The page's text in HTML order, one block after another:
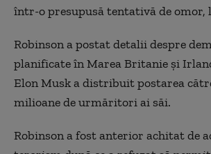
într-o presupusă tentativă de omor,
Robinson a postat detalii despre
planificate în Marea Britanie şi
Elon Musk a distribuit postarea
milioane de urmăritori ai săi.
Robinson a fost anterior achitat de